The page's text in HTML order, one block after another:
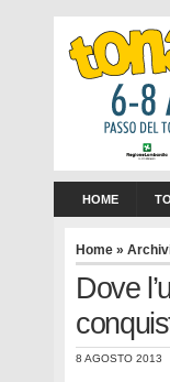
HOME
Home »
Dove
8 AGOSTO 2013